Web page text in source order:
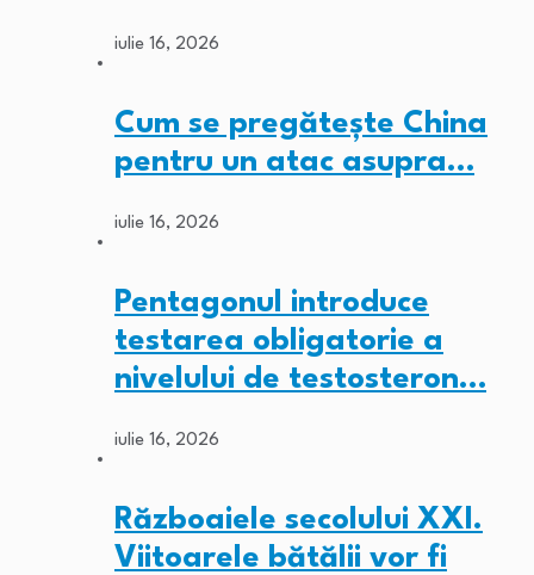
iulie 16, 2026
Cum se pregătește China
pentru un atac asupra…
iulie 16, 2026
Pentagonul introduce
testarea obligatorie a
nivelului de testosteron…
iulie 16, 2026
Războaiele secolului XXI.
Viitoarele bătălii vor fi